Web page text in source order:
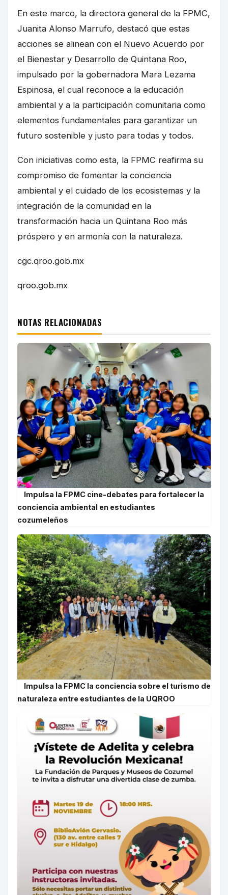
En este marco, la directora general de la FPMC,
Juanita Alonso Marrufo, destacó que estas
acciones se alinean con el Nuevo Acuerdo por
el Bienestar y Desarrollo de Quintana Roo,
impulsado por la gobernadora Mara Lezama
Espinosa, el cual reconoce a la educación
ambiental y a la participación comunitaria como
elementos fundamentales para garantizar un
futuro sostenible y justo para todas y todos.
Con iniciativas como esta, la FPMC reafirma su
compromiso de fomentar la conciencia
ambiental y el cuidado de los ecosistemas y la
integración de la comunidad en la
transformación hacia un Quintana Roo más
próspero y en armonía con la naturaleza.
cgc.qroo.gob.mx
qroo.gob.mx
NOTAS RELACIONADAS
Impulsa la FPMC cine-debates para fortalecer la
conciencia ambiental en estudiantes
cozumeleños
Impulsa la FPMC la conciencia sobre el turismo de
naturaleza entre estudiantes de la UQROO